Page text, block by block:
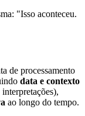
"Isso aconteceu.
de processamento
data e contexto
ao longo do tempo.